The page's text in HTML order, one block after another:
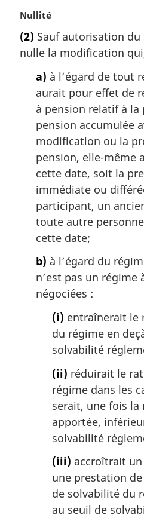
N
t
e
Nullité
(2) Sauf autorisation
nulle la modification
a) à l’égard de tout
aurait pour effet de
à pension relatif à
pension accumulée
modification ou la
pension, elle-même
cette date, soit la
immédiate ou
participant, un
toute autre
cette date;
b) à l’égard du
n’est pas un régime
négociées :
(i) entraînerait le
du régime en
solvabilité
(ii) réduirait le
régime dans les
serait, une fois
apportée,
solvabilité
(iii) accroîtrait
une prestation
de solvabilité du
au seuil de